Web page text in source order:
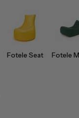
Fotele Seat Fotele